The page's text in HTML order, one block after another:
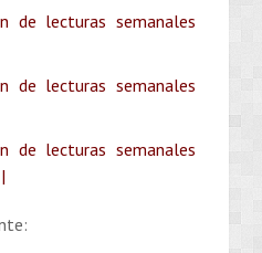
de lecturas semanales
de lecturas semanales
de lecturas semanales